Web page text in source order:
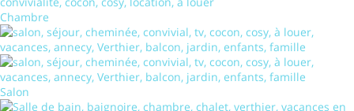
Chambre
Salon